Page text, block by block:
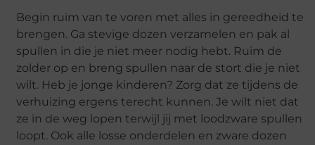
Begin ruim van te voren met alles in gereedheid te
brengen. Ga stevige dozen verzamelen en pak al
spullen in die je niet meer nodig hebt. Ruim de
zolder op en breng spullen naar de stort die je niet
wilt. Heb je jonge kinderen? Zorg dat ze tijdens de
verhuizing ergens terecht kunnen. Je wilt niet dat
ze in de weg lopen terwijl jij met loodzware spullen
loopt. Ook alle losse onderdelen en zware dozen